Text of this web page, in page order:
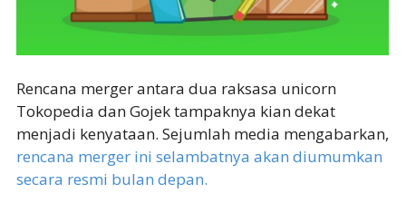
Rencana merger antara dua raksasa unicorn
Tokopedia dan Gojek tampaknya kian dekat
menjadi kenyataan. Sejumlah media mengabarkan,
rencana merger ini selambatnya akan diumumkan
secara resmi bulan depan.